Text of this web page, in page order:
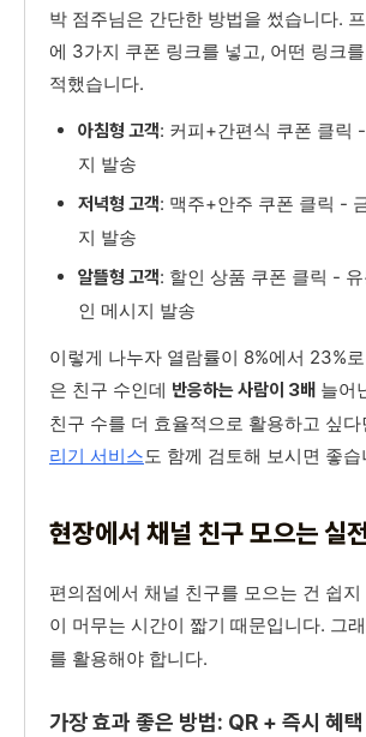
박 점주님은 간단한 방법을 썼습니다.
에 3가지 쿠폰 링크를 넣고, 어떤 링크
적했습니다.
아침형 고객: 커피+간편식 쿠폰 클릭
지 발송
저녁형 고객: 맥주+안주 쿠폰 클릭 -
지 발송
알뜰형 고객: 할인 상품 쿠폰 클릭 -
인 메시지 발송
이렇게 나누자 열람률이 8%에서 23%
은 친구 수인데 반응하는 사람이 3배 늘어
친구 수를 더 효율적으로 활용하고 싶다
리기 서비스도 함께 검토해 보시면 좋습
현장에서 채널 친구 모으는 실
편의점에서 채널 친구를 모으는 건 쉽
이 머무는 시간이 짧기 때문입니다. 그
를 활용해야 합니다.
가장 효과 좋은 방법: QR + 즉시 혜택